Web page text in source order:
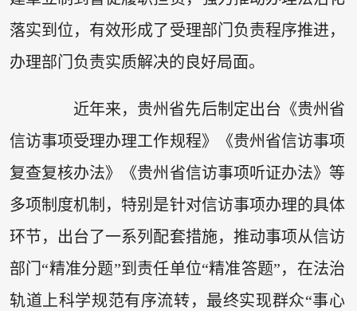
落实到位，有效形成了受理部门负责程序推进，
办理部门负责实质解决的良好局面。
近年来，贵州省先后制定出台《贵州省
信访事项受理办理工作规程》《贵州省信访事项
复查复核办法》《贵州省信访事项听证办法》等
多项制度机制，特别是针对信访事项办理的具体
环节，出台了一系列配套措施，推动事项从信访
部门“精准分题”到责任单位“精准答题”，在法治
轨道上科学规范有序流转，最终实现群众“事心